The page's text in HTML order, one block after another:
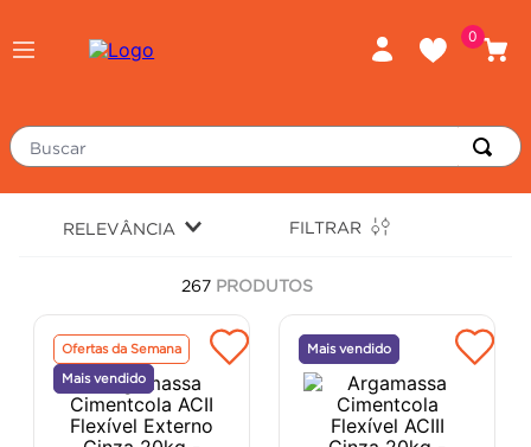
0
Buscar
RELEVÂNCIA FILTRAR
267 PRODUTOS
Ofertas da Semana
Mais vendido
Mais vendido
º revestimento
º tinta
massa corrida